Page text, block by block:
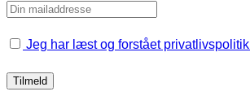
Jeg har læst og forstået